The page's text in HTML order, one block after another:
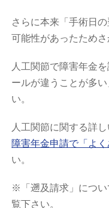
さらに本来「手術日
可能性があったためさ
人工関節で障害年金
ールが違うことが多
い。
人工関節に関する詳
障害年金申請で「よく
い。
※「遡及請求」につい
覧下さい。